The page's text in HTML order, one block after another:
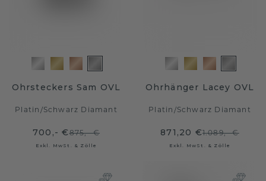
Ohrsteckers Sam OVL
Platin /Schwarz Diamant
700,- €875,- €
Exkl. MwSt. & Zölle
Ohrhänger Lacey OVL
Platin /Schwarz Diamant
871,20 €1.089,- €
Exkl. MwSt. & Zölle